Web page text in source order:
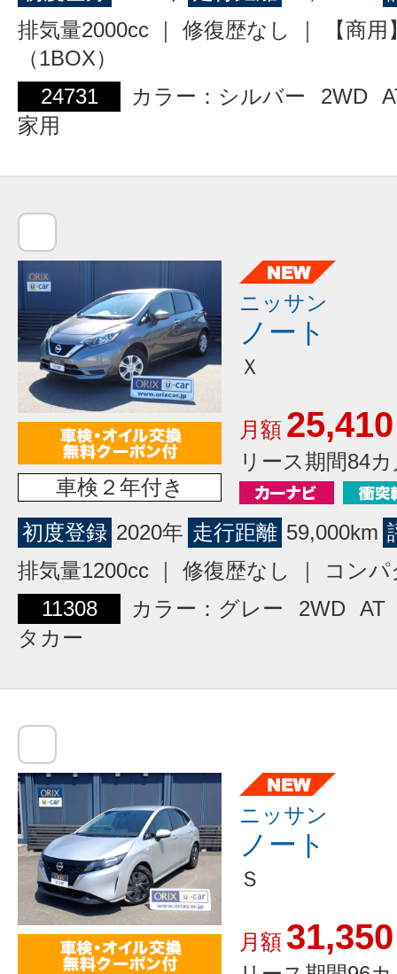
排気量2000cc ｜ 修復歴なし ｜ 【商用
（1BOX）
24731
カラー：シルバー 2WD
家用
車検２年付き
ニッサン
ノート
Ｘ
月額 25,410
リース期間84
初度登録 2020年 走行距離 59,000km
排気量1200cc ｜ 修復歴なし ｜ コン
11308
カラー：グレー 2WD AT
タカー
ニッサン
ノート
Ｓ
月額 31,350